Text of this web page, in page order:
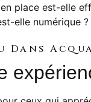
place est-elle
elle numérique ?
Dans